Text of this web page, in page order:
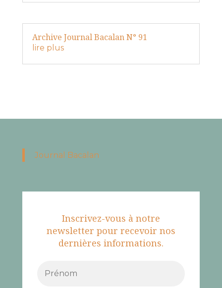
Archive Journal Bacalan N° 91
lire plus
Journal Bacalan
Inscrivez-vous à notre
newsletter pour recevoir nos
dernières informations.